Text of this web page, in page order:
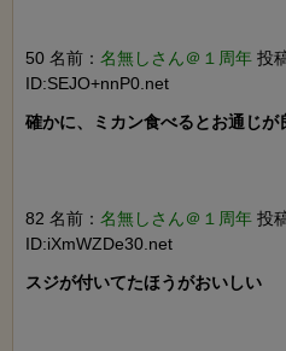
50 名前： 名無しさん＠１周年 投
ID:SEJO+nnP0.net
確かに、ミカン食べるとお通じが
82 名前： 名無しさん＠１周年 投
ID:iXmWZDe30.net
スジが付いてたほうがおいしい